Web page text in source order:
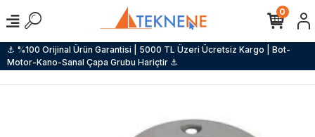
⚓ %100 Orijinal Ürün Garantisi | 5000 TL Üzeri Ücretsiz Kargo | Bot-
Motor-Kano-Sanal Çapa Grubu Hariçtir ⚓
0